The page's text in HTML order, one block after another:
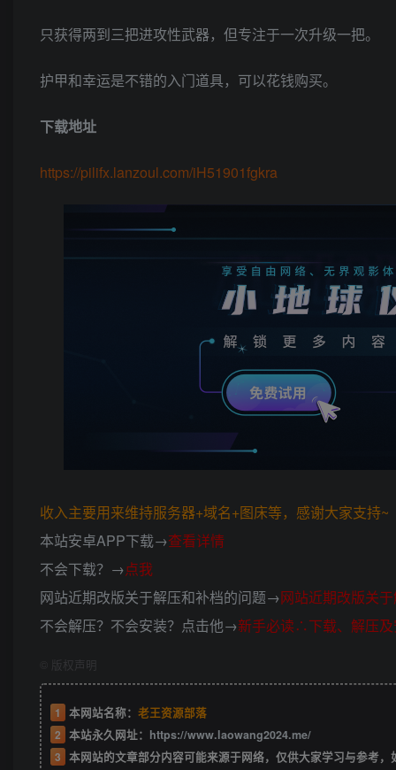
只获得两到三把进攻性武器，但专注于一次升级一把。
护甲和幸运是不错的入门道具，可以花钱购买。
下载地址
https://pilifx.lanzoul.com/iH51901fgkra
收入主要用来维持服务器+域名+图床等，感谢大家支持
本站安卓APP下载→查看详情
不会下载？→点我
网站近期改版关于解压和补档的问题→网站近期改版关
不会解压？不会安装？点击他→新手必读∴下载、解压
版权声明
1 本网站名称： 老王资源部落
2 本站永久网址： https://www.laowang2024.me/
3 本网站的文章部分内容可能来源于网络，仅供大家学习与参考